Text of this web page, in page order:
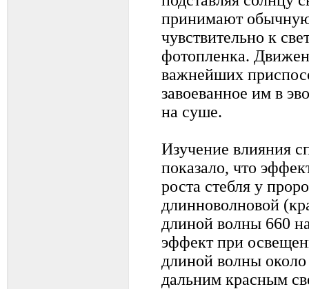
принимают
чувствительно к
фотопленка.
важнейших
завоеванное им в
на суше.
Изучение влияния
показало, что
роста стебля у
длинноволновой
длиной волны 660
эффект при
длиной волны
дальним красным